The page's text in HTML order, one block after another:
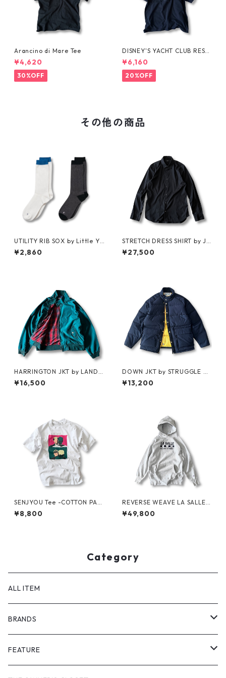
Arancino di Mare Tee
¥4,620
30%OFF
DISNEY'S YACHT CLUB RESO
RT Tee
¥6,160
20%OFF
その他の商品
UTILITY RIB SOX by Little Ya
rmouth
¥2,860
STRETCH DRESS SHIRT by JIL
SANDER
¥27,500
HARRINGTON JKT by LAND
S'END
¥16,500
DOWN JKT by STRUGGLE G
EAR
¥13,200
SENJYOU Tee -COTTON PAN
-
¥8,800
REVERSE WEAVE LA SALLE
MILITARY ACADEMY by CHA
MPION
¥49,800
Category
ALL ITEM
BRANDS
GHOST ALMOSTBLACK
FEATURE